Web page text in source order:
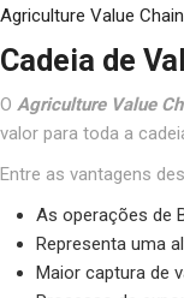
Agriculture Value
Cadeia de
O Agriculture Value
valor para toda a
Entre as vantagens
As operações de
Representa uma
Maior captura de